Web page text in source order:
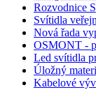
Rozvodnice
Svítidla
Nová řada
OSMONT -
Led svítidla
Úložný
Kabelové